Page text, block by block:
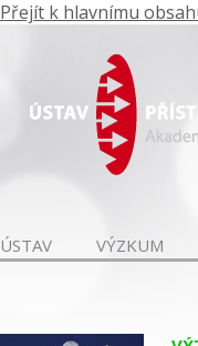
Přejít k hlavnímu
ÚSTAV VÝZKUM